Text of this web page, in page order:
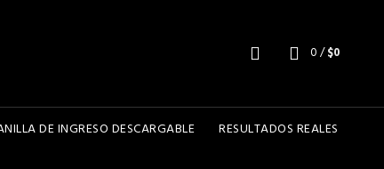
0/ $0
DE INGRESO DESCARGABLE RESULTADOS REALES